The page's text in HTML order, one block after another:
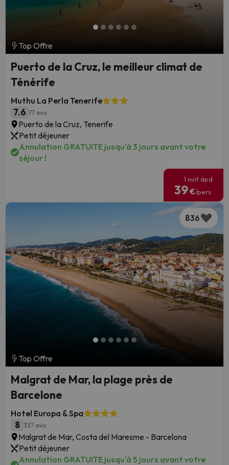
Top Offre
Puerto de la Cruz, le meilleur climat de
Ténérife
Muthu La Perla Tenerife
7.6 77 avis
Puerto de la Cruz, Tenerife
Petit déjeuner
Annulation GRATUITE jusqu'à 3 jours avant votre
séjour !
1 nuit àpd
39€/pers.
Top Offre
836
Malgrat de Mar, la plage près de
Barcelone
Hotel Europa & Spa
8 337 avis
Malgrat de Mar, Costa del Maresme - Barcelona
Petit déjeuner
Annulation GRATUITE jusqu'à 5 jours avant votre